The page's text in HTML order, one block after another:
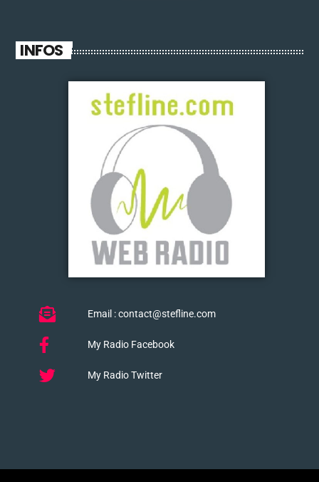
INFOS
Email : contact@stefline.com
My Radio Facebook
My Radio Twitter